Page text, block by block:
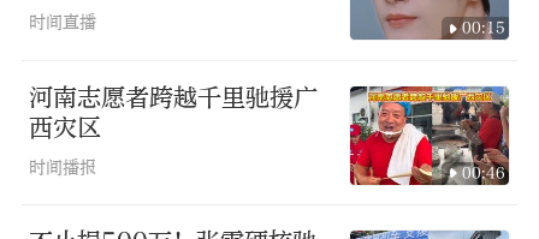
时间直播 00:15
河南志愿者跨越千里驰援广
西灾区
时间播报 00:46